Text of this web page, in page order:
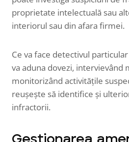
proprietate intelectuală sau
interiorul sau din afara firmei.
Ce va face detectivul
va aduna dovezi, intervievând
monitorizând activitățile
reușește să identifice și
infractorii.